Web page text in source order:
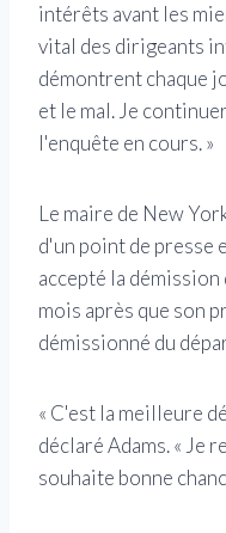
intérêts avant les
vital des dirigeants
démontrent chaque
et le mal. Je
l'enquête en cours. »
Le maire de New
d'un point de presse
accepté la
mois après que son
démissionné du
« C'est la meilleure
déclaré Adams. « Je
souhaite bonne